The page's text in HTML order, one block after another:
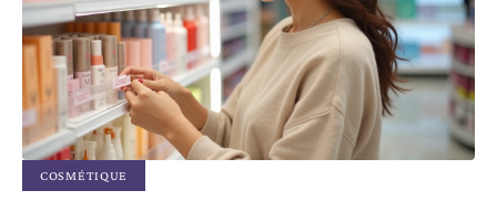
COSMÉTIQUE